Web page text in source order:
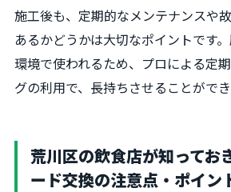
施工後も、定期的なメンテナンスや
あるかどうかは大切なポイントです
環境で使われるため、プロによる定
グの利用で、長持ちさせることができ
荒川区の飲食店が知ってお
ード交換の注意点・ポイン